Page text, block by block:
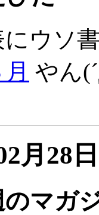
にウソ
やん
月28
マガ